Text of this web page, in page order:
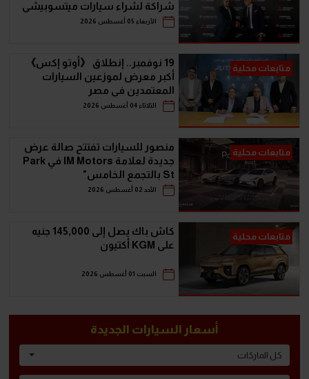
شراكة لشراء سيارات ميتسوبيشي
أونلاين
الأربعاء 05 أغسطس 2026
متابعات محلية
19 نوفمبر.. إنطلاق 《أوتو إكس》
أكبر معرض لموزعين السيارات
المعتمدين في مصر
الثلاثاء 04 أغسطس 2026
متابعات محلية
منصور للسيارات تفتتح صالة عرض
جديدة لعلامة IM Motors في Park
St بالتجمع الخامس"
الأحد 02 أغسطس 2026
متابعات محلية
كاش باك يصل إلى 145,000 جنيه
على KGM أكتيون
السبت 01 أغسطس 2026
أسعار السيارات الجديدة
كل الماركات